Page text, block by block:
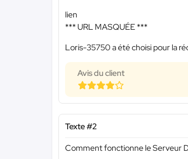
lien
*** URL MASQUÉE ***
Loris-35750 a été choisi pour la
Avis du client
Texte #2
Comment fonctionne le Serveur